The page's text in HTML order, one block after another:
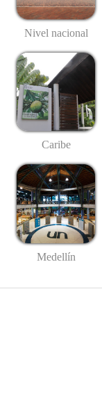
Nivel nacional
Caribe
Medellín